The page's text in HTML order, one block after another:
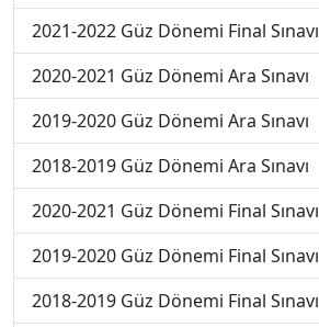
2021-2022 Güz Dönemi Final Sınavı
2020-2021 Güz Dönemi Ara Sınavı
2019-2020 Güz Dönemi Ara Sınavı
2018-2019 Güz Dönemi Ara Sınavı
2020-2021 Güz Dönemi Final Sınavı
2019-2020 Güz Dönemi Final Sınavı
2018-2019 Güz Dönemi Final Sınavı